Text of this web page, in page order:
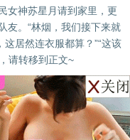
女神苏星月请到家里，更
友。“林烟，我们接下来就
居然连衣服都算？”“这该
请转移到正文~